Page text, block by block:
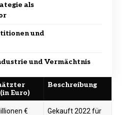
als
und
und Vermächtnis
Euro)
Beschreibung
€
Gekauft 2022 für